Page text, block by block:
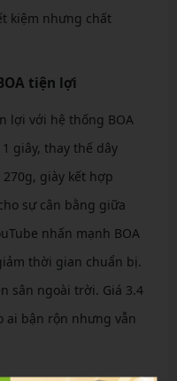
kiệm nhưng chất
tiện lợi
lợi với hệ thống BOA
giây, thay thế dây
giày kết hợp
sự cân bằng giữa
nhấn mạnh BOA
thời gian chuẩn bị.
sân ngoài trời. Giá 3.4
ai bận rộn nhưng vẫn